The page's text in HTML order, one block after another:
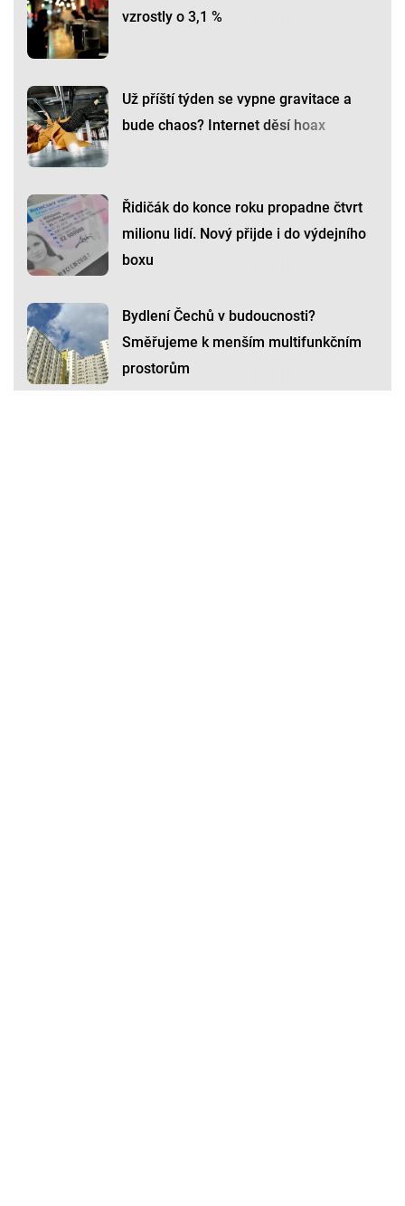
vzrostly o 3,1 %
Už příští týden se vypne gravitace a
bude chaos? Internet děsí hoax
Řidičák do konce roku propadne čtvrt
milionu lidí. Nový přijde i do výdejního
boxu
Bydlení Čechů v budoucnosti?
Směřujeme k menším multifunkčním
prostorům